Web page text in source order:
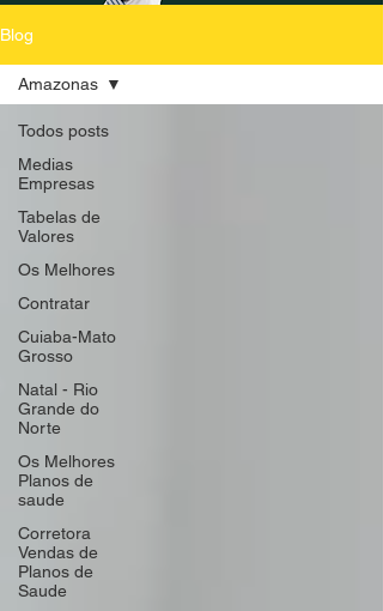
Blog
Todos posts
Medias
Empresas
Tabelas de
Valores
Os Melhores
Contratar
Cuiaba-Mato
Grosso
Natal - Rio
Grande do
Norte
Os Melhores
Planos de
saude
Corretora
Vendas de
Planos de
Saude
Amazonas